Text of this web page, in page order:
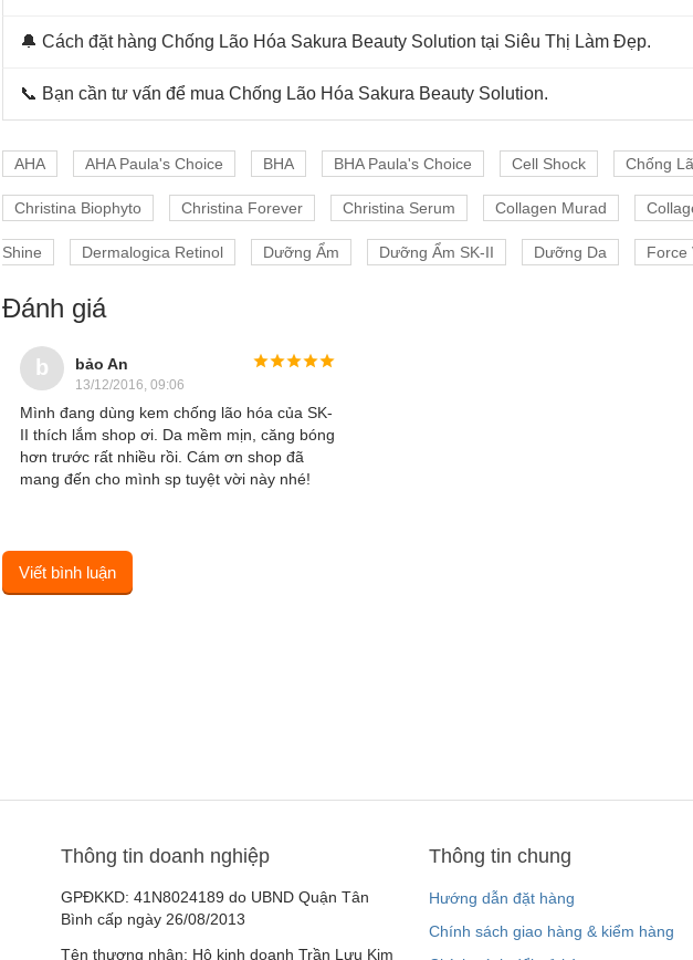
🔔 Cách đặt hàng Chống Lão Hóa Sakura Beauty Solution tại Siêu Thị Làm Đẹp.
📞 Bạn cần tư vấn để mua Chống Lão Hóa Sakura Beauty Solution.
AHA AHA Paula's Choice BHA BHA Paula's Choice Cell Shock Chống
Christina Biophyto Christina Forever Christina Serum Collagen Murad
Shine Dermalogica Retinol Dưỡng Ẩm Dưỡng Ẩm SK-II Dưỡng Da Force
Đánh giá
b bảo An
13/12/2016, 09:06
Mình đang dùng kem chống lão hóa của SK-
II thích lắm shop ơi. Da mềm mịn, căng bóng
hơn trước rất nhiều rồi. Cám ơn shop đã
mang đến cho mình sp tuyệt vời này nhé!
Viết bình luận
Thông tin doanh nghiệp
GPĐKKD: 41N8024189 do UBND Quận Tân
Bình cấp ngày 26/08/2013
Tên thương nhân: Hộ kinh doanh Trần Lưu Kim
Thông tin chung
Hướng dẫn đặt hàng
Chính sách giao hàng & kiểm hàng